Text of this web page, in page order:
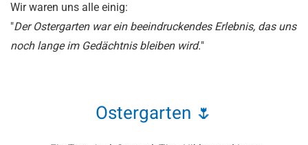
Wir waren uns alle einig:
"Der Ostergarten war ein beeindruckendes Erlebnis, das uns
noch lange im Gedächtnis bleiben wird."
Ostergarten 🌷